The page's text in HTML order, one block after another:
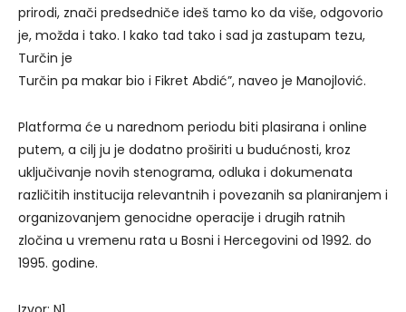
prirodi, znači predsedniče ideš tamo ko da više, odgovorio
je, možda i tako. I kako tad tako i sad ja zastupam tezu,
Turčin je
Turčin pa makar bio i Fikret Abdić”, naveo je Manojlović.
Platforma će u narednom periodu biti plasirana i online
putem, a cilj ju je dodatno proširiti u budućnosti, kroz
uključivanje novih stenograma, odluka i dokumenata
različitih institucija relevantnih i povezanih sa planiranjem i
organizovanjem genocidne operacije i drugih ratnih
zločina u vremenu rata u Bosni i Hercegovini od 1992. do
1995. godine.